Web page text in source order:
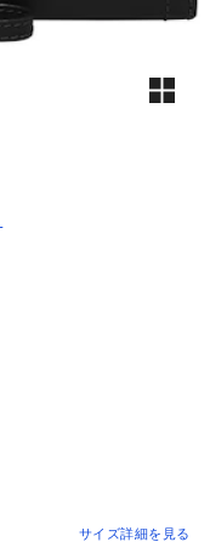
サイズ詳細を見る